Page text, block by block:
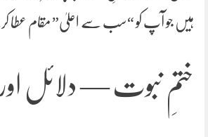
ہیں جو آپ کو “سب سے اعلیٰ” مقام عطا
ختمِ نبوت — دلائل